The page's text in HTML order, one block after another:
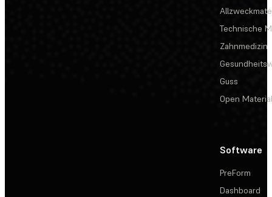
Technische
Zahnmedizin
Guss
Open
Software
PreForm
Dashboard